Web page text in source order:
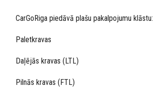
CarGoRiga piedāvā plašu pakalpojumu klāstu:
Paletkravas
Daļējās kravas (LTL)
Pilnās kravas (FTL)